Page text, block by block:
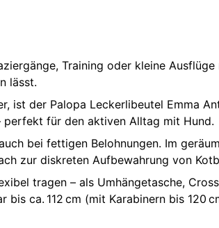
Training oder kleine
lässt.
der Palopa Leckerlibeutel Emma
perfekt für den aktiven Alltag mit Hund.
bei fettigen Belohnungen. Im
zur diskreten Aufbewahrung von
tragen – als Umhängetasche,
ca. 112 cm (mit Karabinern bis 120